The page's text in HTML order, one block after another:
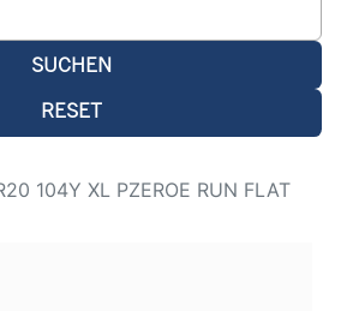
SUCHEN
RESET
104Y XL PZEROE RUN FLAT